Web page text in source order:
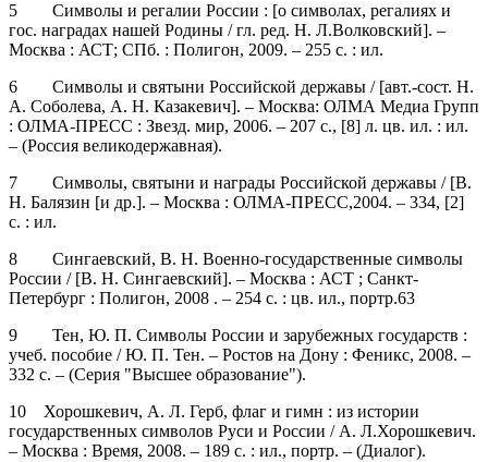
5 Символы и регалии России : [о символах, регалиях и
гос. наградах нашей Родины / гл. ред. Н. Л.Волковский]. –
Москва : АСТ; СПб. : Полигон, 2009. – 255 с. : ил.
6 Символы и святыни Российской державы / [авт.-сост. Н.
А. Соболева, А. Н. Казакевич]. – Москва: ОЛМА Медиа Групп
: ОЛМА-ПРЕСС : Звезд. мир, 2006. – 207 с., [8] л. цв. ил. : ил.
– (Россия великодержавная).
7 Символы, святыни и награды Российской державы / [В.
Н. Балязин [и др.]. – Москва : ОЛМА-ПРЕСС,2004. – 334, [2]
с. : ил.
8 Сингаевский, В. Н. Военно-государственные символы
России / [В. Н. Сингаевский]. – Москва : АСТ ; Санкт-
Петербург : Полигон, 2008 . – 254 с. : цв. ил., портр.63
9 Тен, Ю. П. Символы России и зарубежных государств :
учеб. пособие / Ю. П. Тен. – Ростов на Дону : Феникс, 2008. –
332 с. – (Серия "Высшее образование").
10 Хорошкевич, А. Л. Герб, флаг и гимн : из истории
государственных символов Руси и России / А. Л.Хорошкевич.
– Москва : Время, 2008. – 189 с. : ил., портр. – (Диалог).